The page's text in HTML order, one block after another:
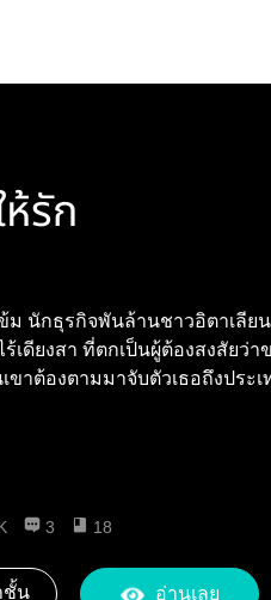
รัก
ม นักธุรกิจพันล้านชาวอิตาเลีย
เดียงสา ที่ตกเป็นผู้ต้องสงสัยว่
ขาต้องตามมาจับตัวเธอถึงประเ
3 18
ชั้น อ่านเลย